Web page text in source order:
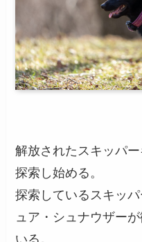
解放されたスキッパ
探索し始める。
探索しているスキッ
ュア・シュナウザー
いる。